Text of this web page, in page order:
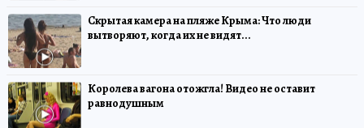
Скрытая камера на пляже Крыма: Что люди
вытворяют, когда их не видят...
Королева вагона отожгла! Видео не оставит
равнодушным